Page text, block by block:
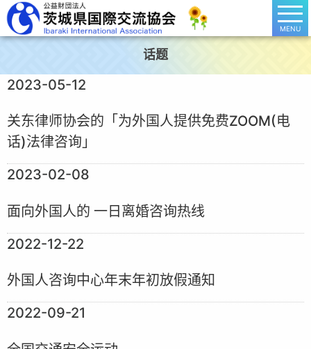
MENU
话题
2023-05-12
关东律师协会的「为外国人提供免费ZOOM(电
话)法律咨询」
2023-02-08
面向外国人的 一日离婚咨询热线
2022-12-22
外国人咨询中心年末年初放假通知
2022-09-21